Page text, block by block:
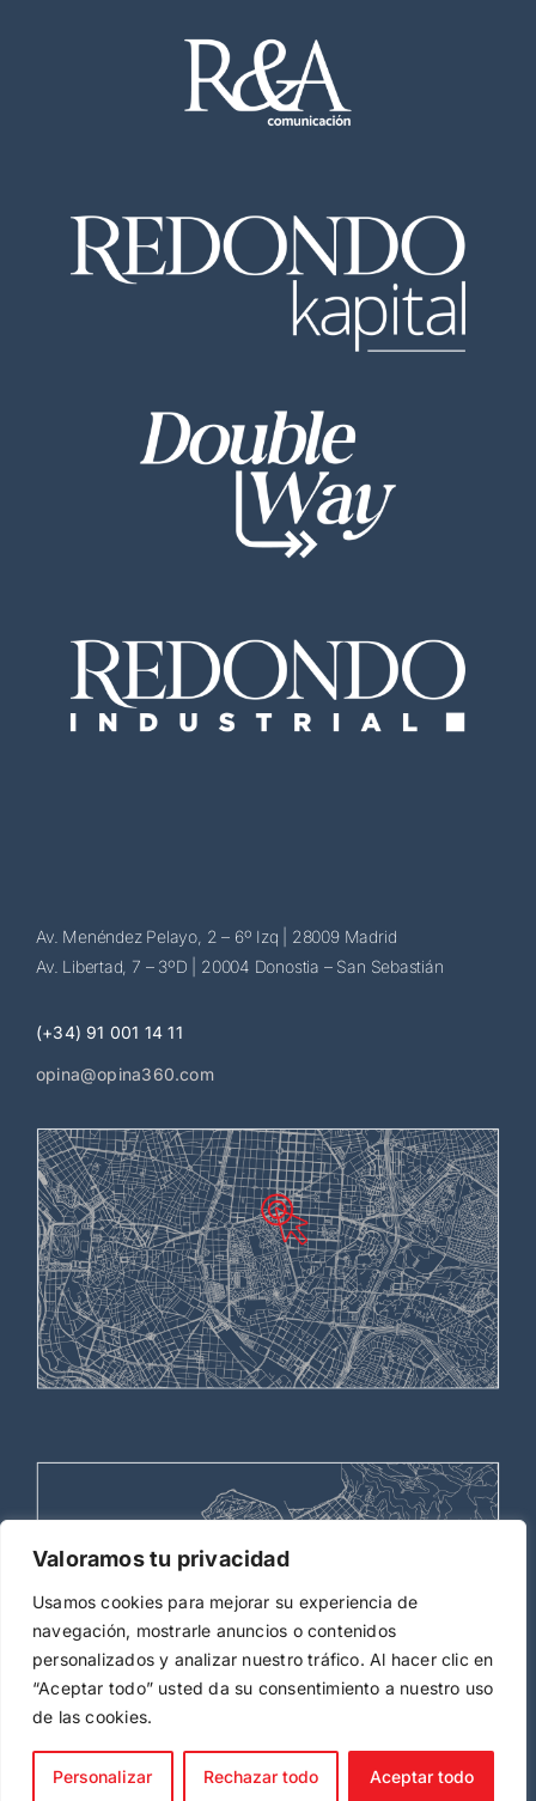
Valoramos tu privacidad
Usamos cookies para mejorar su experiencia de
navegación, mostrarle anuncios o contenidos
personalizados y analizar nuestro tráfico. Al hacer clic en
“Aceptar todo” usted da su consentimiento a nuestro uso
de las cookies.
Personalizar Rechazar todo Aceptar todo
Av. Menéndez Pelayo, 2 – 6º Izq | 28009 Madrid
Av. Libertad, 7 – 3ºD | 20004 Donostia – San Sebastián
(+34) 91 001 14 11
opina@opina360.com
Contacto—Legal